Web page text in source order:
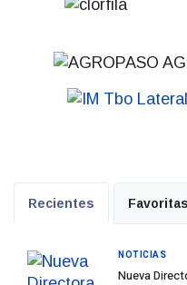
Recientes Favoritas
Nueva
NOTICIAS